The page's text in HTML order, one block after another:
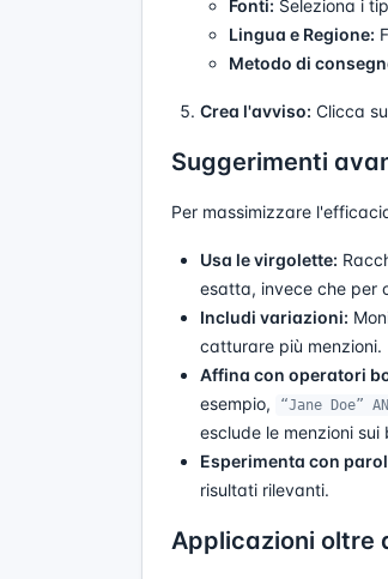
Fonti: Seleziona i
Lingua e Regione:
Metodo di
Crea l'avviso: Clicca su
Suggerimenti
Per massimizzare
Usa le virgolette:
esatta, invece che per
Includi variazioni:
catturare più menzioni.
Affina con operatori
esempio,
“Jane Doe”
esclude le menzioni sui
Esperimenta con
risultati rilevanti.
Applicazioni oltre